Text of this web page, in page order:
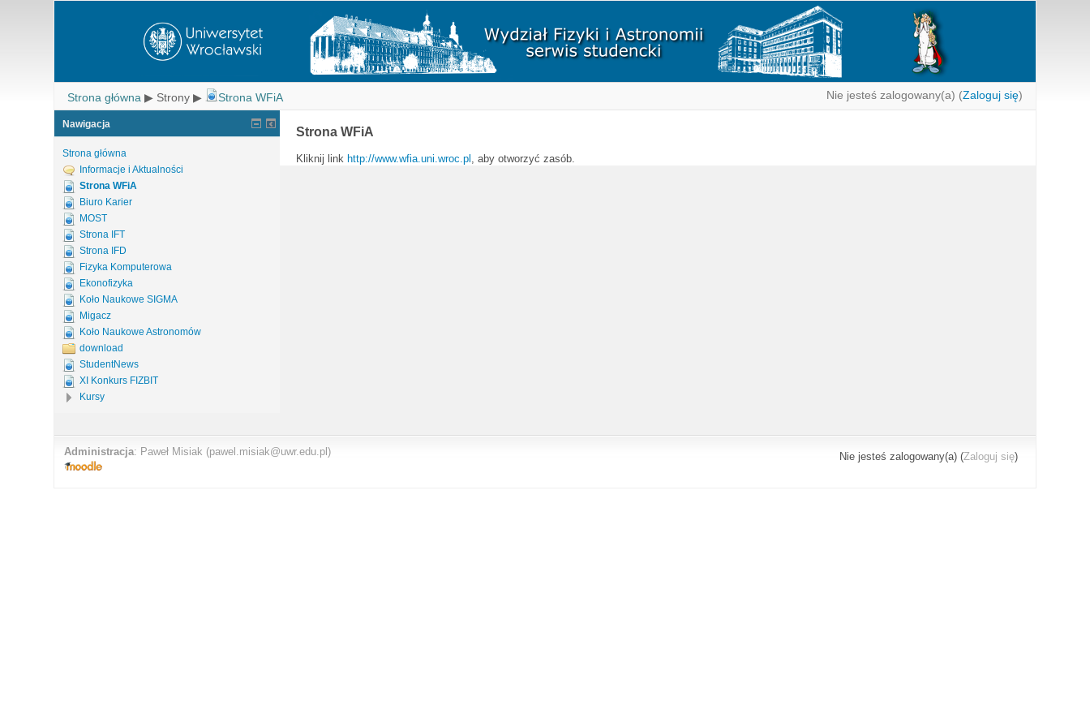
Strona główna ▶ Strony ▶ Strona WFiA Nie jesteś zalogowany(a) (Zaloguj się)
Strona WFiA
Kliknij link http://www.wfia.uni.wroc.pl , aby otworzyć zasób.
Nawigacja
Strona główna
Informacje i Aktualności
Strona WFiA
Biuro Karier
MOST
Strona IFT
Strona IFD
Fizyka Komputerowa
Ekonofizyka
Koło Naukowe SIGMA
Migacz
Koło Naukowe Astronomów
download
StudentNews
XI Konkurs FIZBIT
Kursy
Administracja: Paweł Misiak (pawel.misiak@uwr.edu.pl) Nie jesteś zalogowany(a) (Zaloguj się)